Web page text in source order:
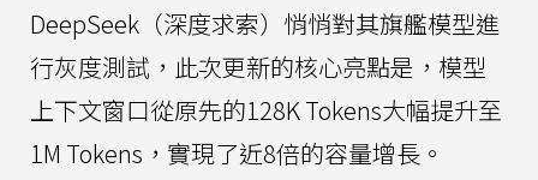
DeepSeek（深度求索）悄悄對其旗艦模型進
行灰度測試，此次更新的核心亮點是，模型
上下文窗口從原先的128K Tokens大幅提升至
1M Tokens，實現了近8倍的容量增長。